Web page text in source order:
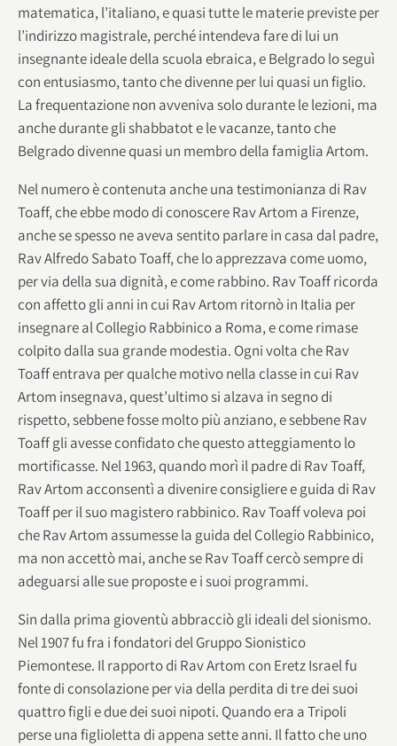
matematica, l’italiano, e quasi tutte le materie previste per
l’indirizzo magistrale, perché intendeva fare di lui un
insegnante ideale della scuola ebraica, e Belgrado lo seguì
con entusiasmo, tanto che divenne per lui quasi un figlio.
La frequentazione non avveniva solo durante le lezioni, ma
anche durante gli shabbatot e le vacanze, tanto che
Belgrado divenne quasi un membro della famiglia Artom.
Nel numero è contenuta anche una testimonianza di Rav
Toaff, che ebbe modo di conoscere Rav Artom a Firenze,
anche se spesso ne aveva sentito parlare in casa dal padre,
Rav Alfredo Sabato Toaff, che lo apprezzava come uomo,
per via della sua dignità, e come rabbino. Rav Toaff ricorda
con affetto gli anni in cui Rav Artom ritornò in Italia per
insegnare al Collegio Rabbinico a Roma, e come rimase
colpito dalla sua grande modestia. Ogni volta che Rav
Toaff entrava per qualche motivo nella classe in cui Rav
Artom insegnava, quest’ultimo si alzava in segno di
rispetto, sebbene fosse molto più anziano, e sebbene Rav
Toaff gli avesse confidato che questo atteggiamento lo
mortificasse. Nel 1963, quando morì il padre di Rav Toaff,
Rav Artom acconsentì a divenire consigliere e guida di Rav
Toaff per il suo magistero rabbinico. Rav Toaff voleva poi
che Rav Artom assumesse la guida del Collegio Rabbinico,
ma non accettò mai, anche se Rav Toaff cercò sempre di
adeguarsi alle sue proposte e i suoi programmi.
Sin dalla prima gioventù abbracciò gli ideali del sionismo.
Nel 1907 fu fra i fondatori del Gruppo Sionistico
Piemontese. Il rapporto di Rav Artom con Eretz Israel fu
fonte di consolazione per via della perdita di tre dei suoi
quattro figli e due dei suoi nipoti. Quando era a Tripoli
perse una figlioletta di appena sette anni. Il fatto che uno